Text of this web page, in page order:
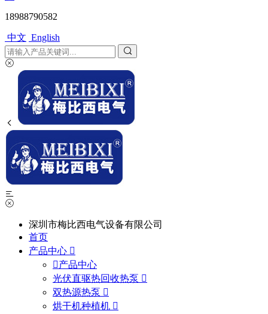
18988790582
中文 English
深圳市梅比西电气设备有限公司
首页
产品中心
产品中心
光伏直驱热回收热泵
双热源热泵
烘干机种植机